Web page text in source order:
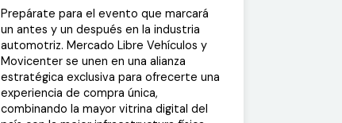
Prepárate para el evento que marcará
un antes y un después en la industria
automotriz. Mercado Libre Vehículos y
Movicenter se unen en una alianza
estratégica exclusiva para ofrecerte una
experiencia de compra única,
combinando la mayor vitrina digital del